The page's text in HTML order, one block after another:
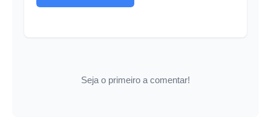
Seja o primeiro a comentar!